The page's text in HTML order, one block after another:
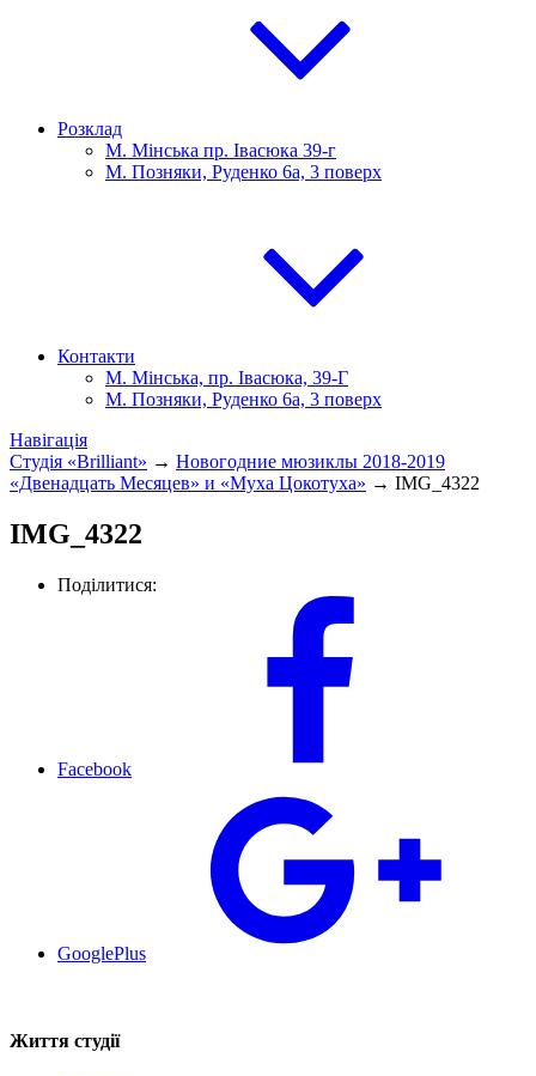
Розклад
М. Мінська пр. Івасюка 39-г
М. Позняки, Руденко 6а, 3 поверх
Контакти
М. Мінська, пр. Івасюка, 39-Г
М. Позняки, Руденко 6а, 3 поверх
Навігація
Студія «Brilliant» → Новогодние мюзиклы 2018-2019
«Двенадцать Месяцев» и «Муха Цокотуха» → IMG_4322
IMG_4322
Поділитися:
Facebook
GooglePlus
Життя студії